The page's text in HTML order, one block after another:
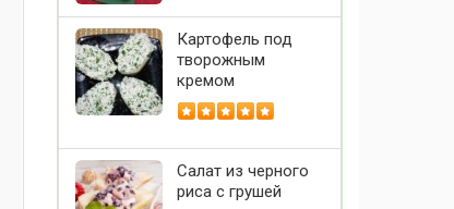
Картофель под
творожным
кремом
Салат из черного
риса с грушей